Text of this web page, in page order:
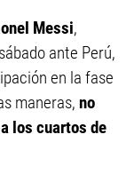
Messi,
ante Perú,
en la fase
maneras, no
los cuartos de